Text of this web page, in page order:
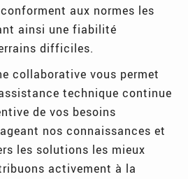
aux normes les
ainsi une fiabilité
difficiles.
collaborative vous permet
technique continue
de vos besoins
nos connaissances et
les solutions les mieux
activement à la